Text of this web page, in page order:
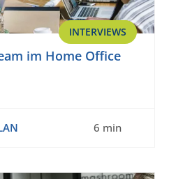
INTERVIEWS
im Home Office
6 min